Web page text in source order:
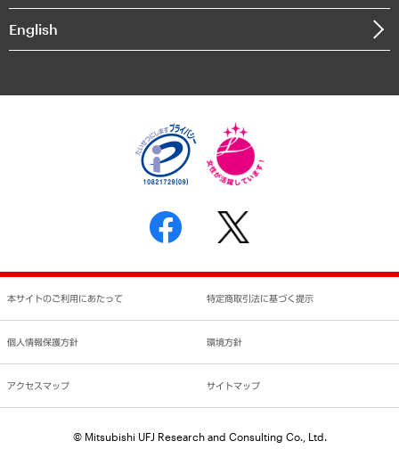
個人情報保護方針
反社会的勢力に対する基本方針
書面による個人情報の開示等の請求の手続きについて
English
本サイトのご利用にあたって 特定商取引法に基づく提示
個人情報保護方針 環境方針
アクセスマップ サイトマップ
© Mitsubishi UFJ Research and Consulting Co., Ltd.